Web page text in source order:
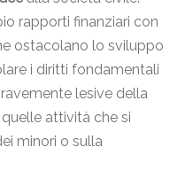
rapporti finanziari con
ostacolano lo sviluppo
i diritti fondamentali
lesive della
attività che si
minori o sulla